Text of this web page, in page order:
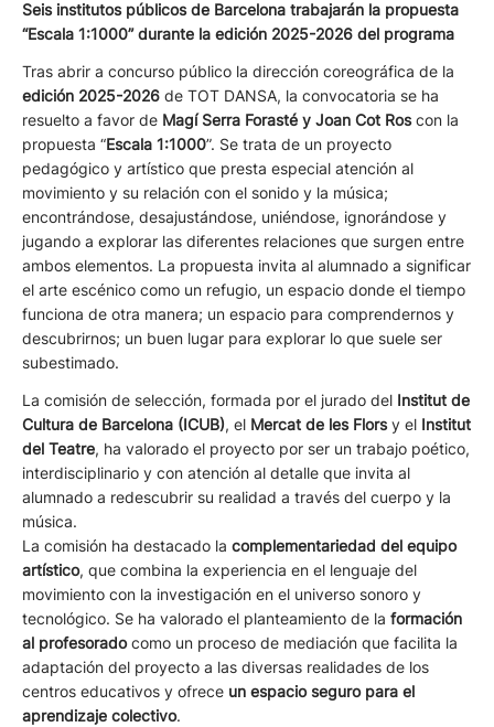
Seis institutos públicos de Barcelona trabajarán la propuesta
“Escala 1:1000” durante la edición 2025-2026 del programa
Tras abrir a concurso público la dirección coreográfica de la
edición 2025-2026 de TOT DANSA, la convocatoria se ha
resuelto a favor de Magí Serra Forasté y Joan Cot Roscon la
propuesta “Escala 1:1000”. Se trata de un proyecto
pedagógico y artístico que presta especial atención al
movimiento y su relación con el sonido y la música;
encontrándose, desajustándose, uniéndose, ignorándose y
jugando a explorar las diferentes relaciones que surgen entre
ambos elementos. La propuesta invita al alumnado a significar
el arte escénico como un refugio, un espacio donde el tiempo
funciona de otra manera; un espacio para comprendernos y
descubrirnos; un buen lugar para explorar lo que suele ser
subestimado.
La comisión de selección, formada por el jurado del Institut de
Cultura de Barcelona (ICUB), el Mercat de les Florsy el Institut
del Teatre, ha valorado el proyecto por ser un trabajo poético,
interdisciplinario y con atención al detalle que invita al
alumnado a redescubrir su realidad a través del cuerpo y la
música.
La comisión ha destacado la complementariedad del equipo
artístico, que combina la experiencia en el lenguaje del
movimiento con la investigación en el universo sonoro y
tecnológico. Se ha valorado el planteamiento de la formación
al profesoradocomo un proceso de mediación que facilita la
adaptación del proyecto a las diversas realidades de los
centros educativos y ofrece un espacio seguro para el
aprendizaje colectivo.